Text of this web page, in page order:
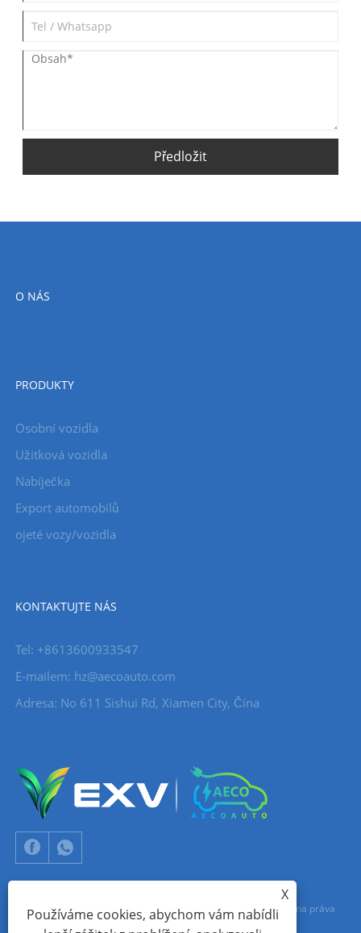
Předložit
O NÁS
PRODUKTY
Osobní vozidla
Užitková vozidla
Nabíječka
Export automobilů
ojeté vozy/vozidla
KONTAKTUJTE NÁS
Tel: +8613600933547
E-mailem: hz@aecoauto.com
Adresa: No 611 Sishui Rd, Xiamen City, Čína
Copyright © 2024 Xiamen Aecoauto Technology Co., Ltd. Všechna práva
X
Používáme cookies, abychom vám nabídli